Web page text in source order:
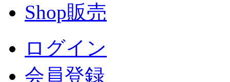
Shop販売
ログイン
会員登録